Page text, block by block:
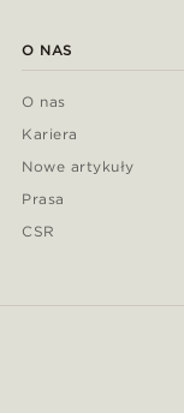
O NAS
O nas
Kariera
Nowe artykuły
Prasa
CSR